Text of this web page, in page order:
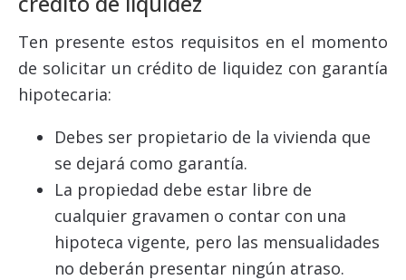
Ten presente estos requisitos en el momento
de solicitar un crédito de liquidez con garantía
hipotecaria:
Debes ser propietario de la vivienda que
se dejará como garantía.
La propiedad debe estar libre de
cualquier gravamen o contar con una
hipoteca vigente, pero las mensualidades
no deberán presentar ningún atraso.